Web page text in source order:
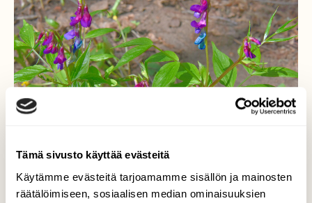
Tämä sivusto käyttää evästeitä
Käytämme evästeitä tarjoamamme sisällön ja mainosten
räätälöimiseen, sosiaalisen median ominaisuuksien